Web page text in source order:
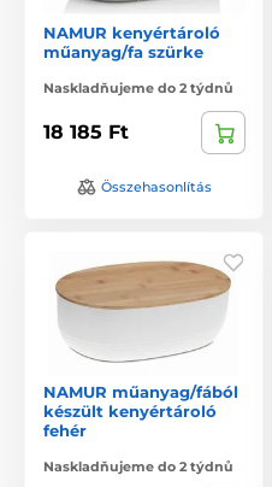
NAMUR kenyértároló
műanyag/fa szürke
Naskladňujeme do 2 týdnů
18 185 Ft
Összehasonlítás
NAMUR műanyag/fából
készült kenyértároló
fehér
Naskladňujeme do 2 týdnů